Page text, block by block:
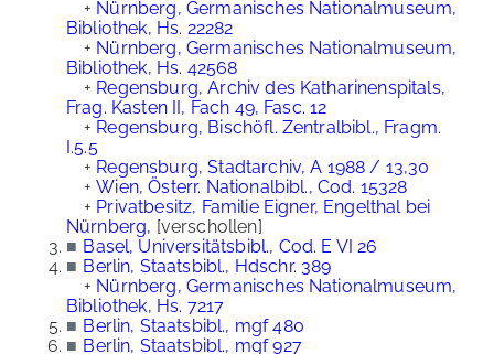
+ Nürnberg, Germanisches Nationalmuseum,
Bibliothek, Hs. 22282
+ Nürnberg, Germanisches Nationalmuseum,
Bibliothek, Hs. 42568
+ Regensburg, Archiv des Katharinenspitals,
Frag. Kasten II, Fach 49, Fasc. 12
+ Regensburg, Bischöfl. Zentralbibl., Fragm.
I.5.5
+ Regensburg, Stadtarchiv, A 1988 / 13,30
+Wien, Österr. Nationalbibl., Cod. 15328
+ Privatbesitz, Familie Eigner, Engelthal bei
Nürnberg, [verschollen]
■ Basel, Universitätsbibl., Cod. E VI 26
■ Berlin, Staatsbibl., Hdschr. 389
+ Nürnberg, Germanisches Nationalmuseum,
Bibliothek, Hs. 7217
■ Berlin, Staatsbibl., mgf 480
■ Berlin, Staatsbibl., mgf 927